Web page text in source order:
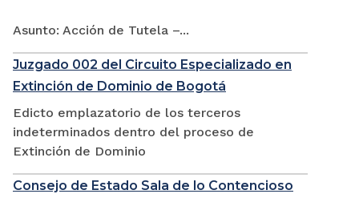
Asunto: Acción de Tutela –...
Juzgado 002 del Circuito Especializado en
Extinción de Dominio de Bogotá
Edicto emplazatorio de los terceros
indeterminados dentro del proceso de
Extinción de Dominio
Consejo de Estado Sala de lo Contencioso